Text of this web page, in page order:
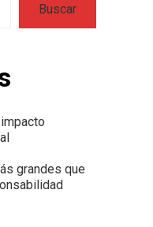
Buscar
grandes que